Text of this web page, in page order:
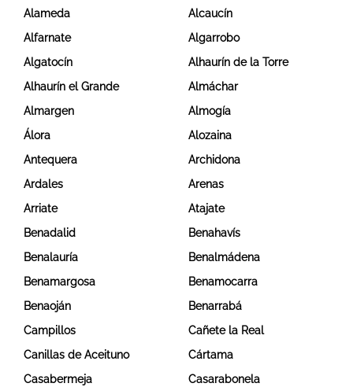
Alameda
Alcaucín
Alfarnate
Algarrobo
Algatocín
Alhaurín de la Torre
Alhaurín el Grande
Almáchar
Almargen
Almogía
Álora
Alozaina
Antequera
Archidona
Ardales
Arenas
Arriate
Atajate
Benadalid
Benahavís
Benalauría
Benalmádena
Benamargosa
Benamocarra
Benaoján
Benarrabá
Campillos
Cañete la Real
Canillas de Aceituno
Cártama
Casabermeja
Casarabonela